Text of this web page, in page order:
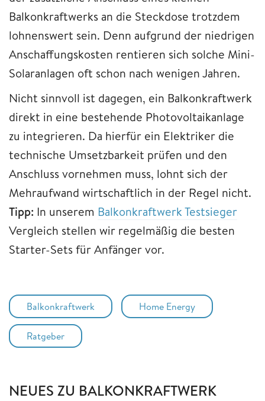
Balkonkraftwerks an die Steckdose trotzdem
lohnenswert sein. Denn aufgrund der niedrigen
Anschaffungskosten rentieren sich solche Mini-
Solaranlagen oft schon nach wenigen Jahren.
Nicht sinnvoll ist dagegen, ein Balkonkraftwerk
direkt in eine bestehende Photovoltaikanlage
zu integrieren. Da hierfür ein Elektriker die
technische Umsetzbarkeit prüfen und den
Anschluss vornehmen muss, lohnt sich der
Mehraufwand wirtschaftlich in der Regel nicht.
Tipp: In unserem Balkonkraftwerk Testsieger
Vergleich stellen wir regelmäßig die besten
Starter-Sets für Anfänger vor.
Balkonkraftwerk Home Energy
Ratgeber
NEUES ZU BALKONKRAFTWERK